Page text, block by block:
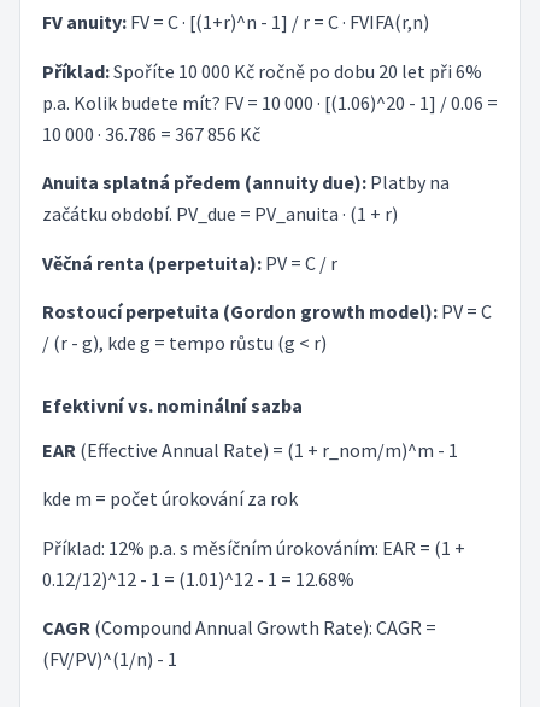
FV anuity:FV = C · [(1+r)^n - 1] / r = C · FVIFA(r,n)
Příklad:Spoříte 10 000 Kč ročně po dobu 20 let při 6%
p.a. Kolik budete mít? FV = 10 000 · [(1.06)^20 - 1] / 0.06 =
10 000 · 36.786 = 367 856 Kč
Anuita splatná předem (annuity due):Platby na
začátku období. PV_due = PV_anuita · (1 + r)
Věčná renta (perpetuita):PV = C / r
Rostoucí perpetuita (Gordon growth model):PV = C
/ (r - g), kde g = tempo růstu (g < r)
Efektivní vs. nominální sazba
EAR (Effective Annual Rate) = (1 + r_nom/m)^m - 1
kde m = počet úrokování za rok
Příklad: 12% p.a. s měsíčním úrokováním: EAR = (1 +
0.12/12)^12 - 1 = (1.01)^12 - 1 = 12.68%
CAGR (Compound Annual Growth Rate): CAGR =
(FV/PV)^(1/n) - 1